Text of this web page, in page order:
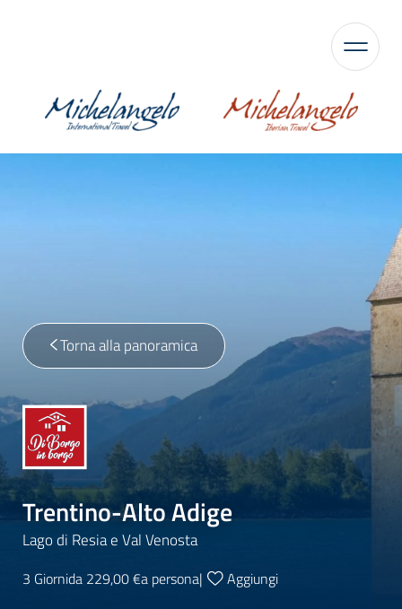
Torna alla panoramica
Trentino-Alto Adige
Lago di Resia e Val Venosta
3 Giornida 229,00 €a persona| Aggiungi